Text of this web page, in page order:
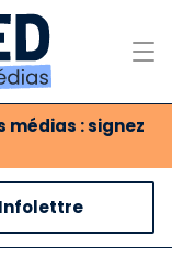
: signez
Infolettre